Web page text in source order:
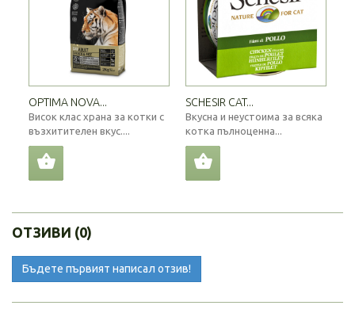
OPTIMA NOVA...
Висок клас храна за котки с
възхитителен вкус....
SCHESIR CAT...
Вкусна и неустоима за всяка
котка пълноценна...
ОТЗИВИ (0)
Бъдете първият написал отзив!